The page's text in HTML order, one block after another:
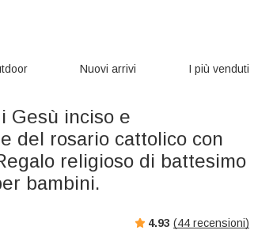
Nuovi arrivi I più venduti
Gesù inciso e
del rosario cattolico con
religioso di battesimo
bambini.
4.93 (44 recensioni)